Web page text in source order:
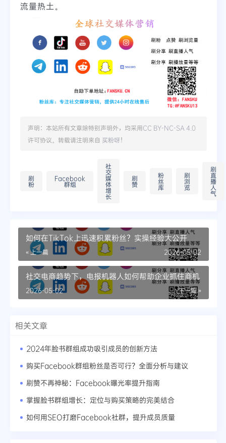
流量热土。
声明：本站所有文章除特别声明外，均采用CC BY-NC-SA 4.0
许可协议。转载请注明来自 买粉呀！
刷
粉
Facebook
群组
社
交
媒
体
增
长
刷
赞
粉
丝
库
刷
浏
览
刷
直
播
人
气
如何在TikTok上迅速积累粉丝？实操经验大公开
« 上一篇 2026-05-02
社交电商趋势下，电报机器人如何帮助企业抓住商机
下一篇 »
2026-05-02
相关文章
2024年脸书群组成功吸引成员的创新方法
购买Facebook群组粉丝是否可行？全面分析与建议
刷赞不再神秘：Facebook曝光率提升指南
掌握脸书群组增长：定位与购买策略的完美结合
如何用SEO打磨Facebook社群，提升成员质量